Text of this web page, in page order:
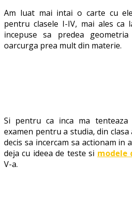
Am luat mai intai o carte cu
pentru clasele I-IV, mai ales ca
incepuse sa predea
oarcurga prea mult din materie.
Si pentru ca inca ma tenteaza
examen pentru a studia, din clasa
decis sa incercam sa actionam in
deja cu ideea de teste si modele
V-a.